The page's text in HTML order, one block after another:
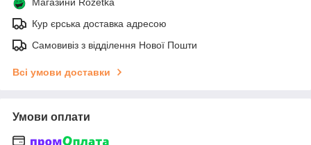
Кур єрська доставка адресою
Самовивіз з відділення Нової Пошти
Всі умови доставки
Умови оплати